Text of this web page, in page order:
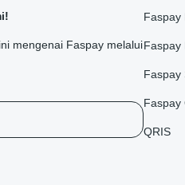
mengenai Faspay melalui
Faspay
Faspay
Faspay
Faspay
QRIS